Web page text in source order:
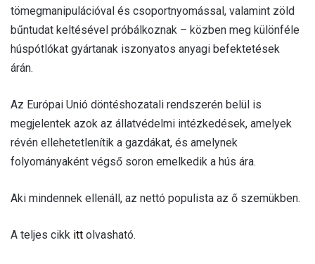
tömegmanipulációval és csoportnyomással, valamint zöld
bűntudat keltésével próbálkoznak – közben meg különféle
húspótlókat gyártanak iszonyatos anyagi befektetések
árán.
Az Európai Unió döntéshozatali rendszerén belül is
megjelentek azok az állatvédelmi intézkedések, amelyek
révén ellehetetlenítik a gazdákat, és amelynek
folyományaként végső soron emelkedik a hús ára.
Aki mindennek ellenáll, az nettó populista az ő szemükben.
A teljes cikk itt olvasható.